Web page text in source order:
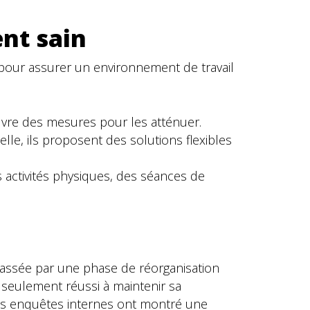
sain
assurer un environnement de travail
des mesures pour les atténuer.
ils proposent des solutions flexibles
physiques, des séances de
par une phase de réorganisation
réussi à maintenir sa
enquêtes internes ont montré une